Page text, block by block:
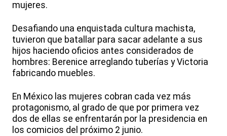
mujeres.
Desafiando una enquistada cultura machista,
tuvieron que batallar para sacar adelante a sus
hijos haciendo oficios antes considerados de
hombres: Berenice arreglando tuberías y Victoria
fabricando muebles.
En México las mujeres cobran cada vez más
protagonismo, al grado de que por primera vez
dos de ellas se enfrentarán por la presidencia en
los comicios del próximo 2 junio.